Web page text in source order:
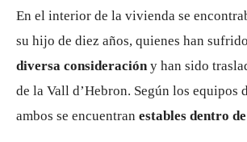
En el interior de la vivienda se
su hijo de diez años, quienes han sufrido
diversa consideracióny han sido
de la Vall d’Hebron. Según los equipos
ambos se encuentran estables dentro